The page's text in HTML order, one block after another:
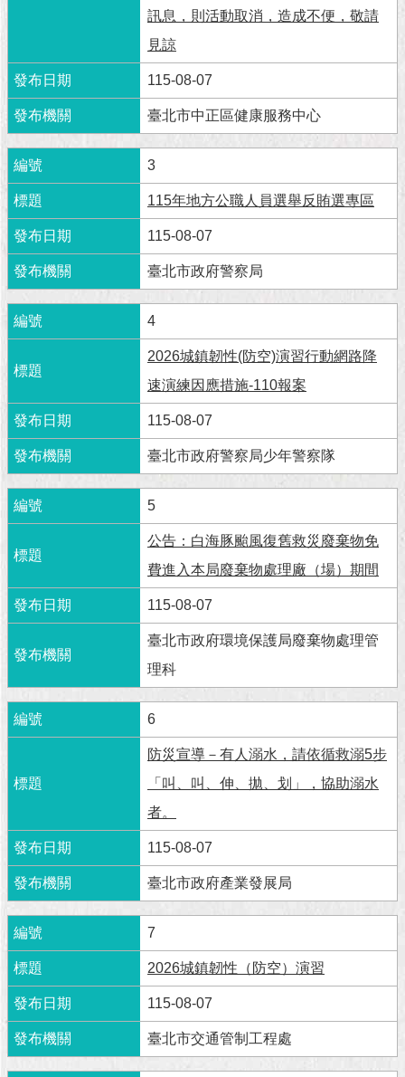
發
現
臺
北
活
動
主
題
館
與
民
互
動
題
館
回
頁
網
覽
常
答
即
時
新
聞
清
雙
語
詞
彙
訊息，則活動取消，造成不便，敬請
見諒
115-08-07
臺北市中正區健康服務中心
3
115年地方公職人員選舉反賄選專區
115-08-07
臺北市政府警察局
4
2026城鎮韌性(防空)演習行動網路降
速演練因應措施-110報案
115-08-07
臺北市政府警察局少年警察隊
5
公告：白海豚颱風復舊救災廢棄物免
費進入本局廢棄物處理廠（場）期間
115-08-07
臺北市政府環境保護局廢棄物處理管
理科
6
防災宣導－有人溺水，請依循救溺5步
「叫、叫、伸、拋、划」，協助溺水
者。
115-08-07
臺北市政府產業發展局
7
2026城鎮韌性（防空）演習
115-08-07
臺北市交通管制工程處